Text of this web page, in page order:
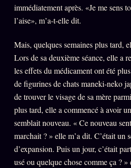
immédiatement après. «Je me sens
l’aise», m’a-t-elle dit.
Mais, quelques semaines plus tard,
Lors de sa deuxième séance, elle a
les effets du médicament ont été
de figurines de chats maneki-neko
de trouver le visage de sa mère
plus tard, elle a commencé à avoir
semblait nouveau. « Ce nouveau
marchait ? » elle m’a dit. C’était un
d’expansion. Puis un jour, c’était
usé ou quelque chose comme ça ?